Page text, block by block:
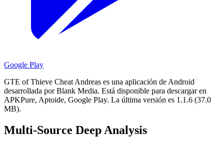
Google Play
GTE of Thieve Cheat Andreas es una aplicación de Android
desarrollada por Blank Media. Está disponible para descargar en
APKPure, Aptoide, Google Play. La última versión es 1.1.6 (37.0
MB).
Multi-Source Deep Analysis